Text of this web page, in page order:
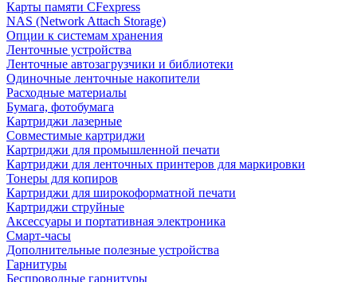
Карты памяти CFexpress
NAS (Network Attach Storage)
Опции к системам хранения
Ленточные устройства
Ленточные автозагрузчики и библиотеки
Одиночные ленточные накопители
Расходные материалы
Бумага, фотобумага
Картриджи лазерные
Совместимые картриджи
Картриджи для промышленной печати
Картриджи для ленточных принтеров для маркировки
Тонеры для копиров
Картриджи для широкоформатной печати
Картриджи струйные
Аксессуары и портативная электроника
Смарт-часы
Дополнительные полезные устройства
Гарнитуры
Беспроводные гарнитуры